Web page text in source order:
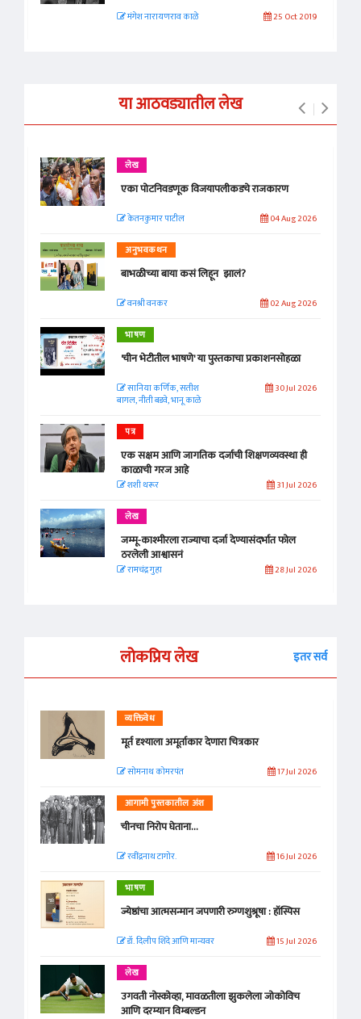
मंगेश नारायणराव काळे 25 Oct 2019
या आठवड्यातील लेख
लेख
एका पोटनिवडणूक विजयापलीकडचे राजकारण
केतनकुमार पाटील 04 Aug 2026
अनुभवकथन
बाभळीच्या बाया कसं लिहून झालं?
वनश्री वनकर 02 Aug 2026
भाषण
'चीन भेटीतील भाषणे' या पुस्तकाचा प्रकाशनसोहळा
सानिया कर्णिक, सतीश
बागल, नीती बडवे, भानू काळे
30 Jul 2026
पत्र
एक सक्षम आणि जागतिक दर्जाची शिक्षणव्यवस्था ही
काळाची गरज आहे
शशी थरूर 31 Jul 2026
लेख
जम्मू-काश्मीरला राज्याचा दर्जा देण्यासंदर्भात फोल
ठरलेली आश्वासनं
रामचंद्र गुहा 28 Jul 2026
लोकप्रिय लेख इतर सर्व
व्यक्तिवेध
मूर्त दृश्याला अमूर्ताकार देणारा चित्रकार
सोमनाथ कोमरपंत 17 Jul 2026
आगामी पुस्तकातील अंश
चीनचा निरोप घेताना...
रवींद्रनाथ टागोर. 16 Jul 2026
भाषण
ज्येष्ठांचा आत्मसन्मान जपणारी रुग्णशुश्रूषा : हॉस्पिस
डॉ. दिलीप शिंदे आणि मान्यवर 15 Jul 2026
लेख
उगवती नोस्कोव्हा, मावळतीला झुकलेला जोकोविच
आणि दरम्यान विम्बल्डन